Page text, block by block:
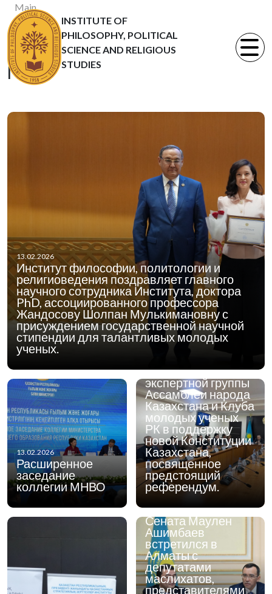
INSTITUTE OF
PHILOSOPHY, POLITICAL
SCIENCE AND RELIGIOUS
STUDIES
Main
News
Статьи
News
13.02.2026
Институт философии, политологии и
религиоведения поздравляет главного
научного сотрудника Института, доктора
PhD, ассоциированного профессора
Жандосову Шолпан Мулькимановну с
присуждением государственной научной
стипендии для талантливых молодых
ученых.
13.02.2026
Расширенное
заседание
коллегии МНВО
12.02.2026
2 февраля 2026
года в
Алматинском
городском Доме
дружбы г. Алматы
заседание Научно-
экспертной группы
Ассамблеи народа
Казахстана и Клуба
молодых ученых
РК в поддержку
новой Конституции
Казахстана,
посвященное
предстоящий
референдум.
Председатель
Сената Маулен
Ашимбаев
встретился в
Алматы с
депутатами
маслихатов,
представителями